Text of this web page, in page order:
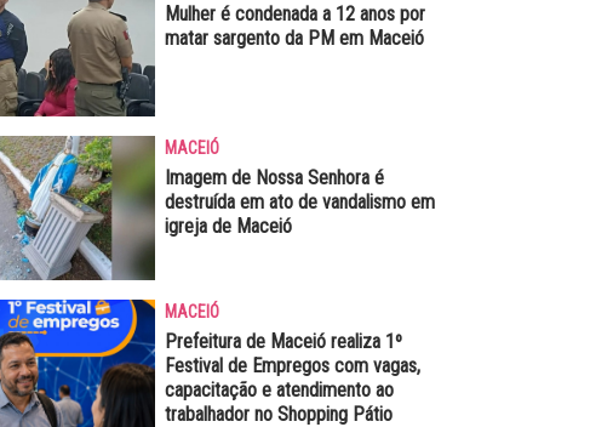
Mulher é condenada a 12 anos por
matar sargento da PM em Maceió
MACEIÓ
Imagem de Nossa Senhora é
destruída em ato de vandalismo em
igreja de Maceió
MACEIÓ
Prefeitura de Maceió realiza 1º
Festival de Empregos com vagas,
capacitação e atendimento ao
trabalhador no Shopping Pátio